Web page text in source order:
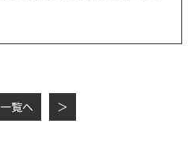
一覧へ ＞